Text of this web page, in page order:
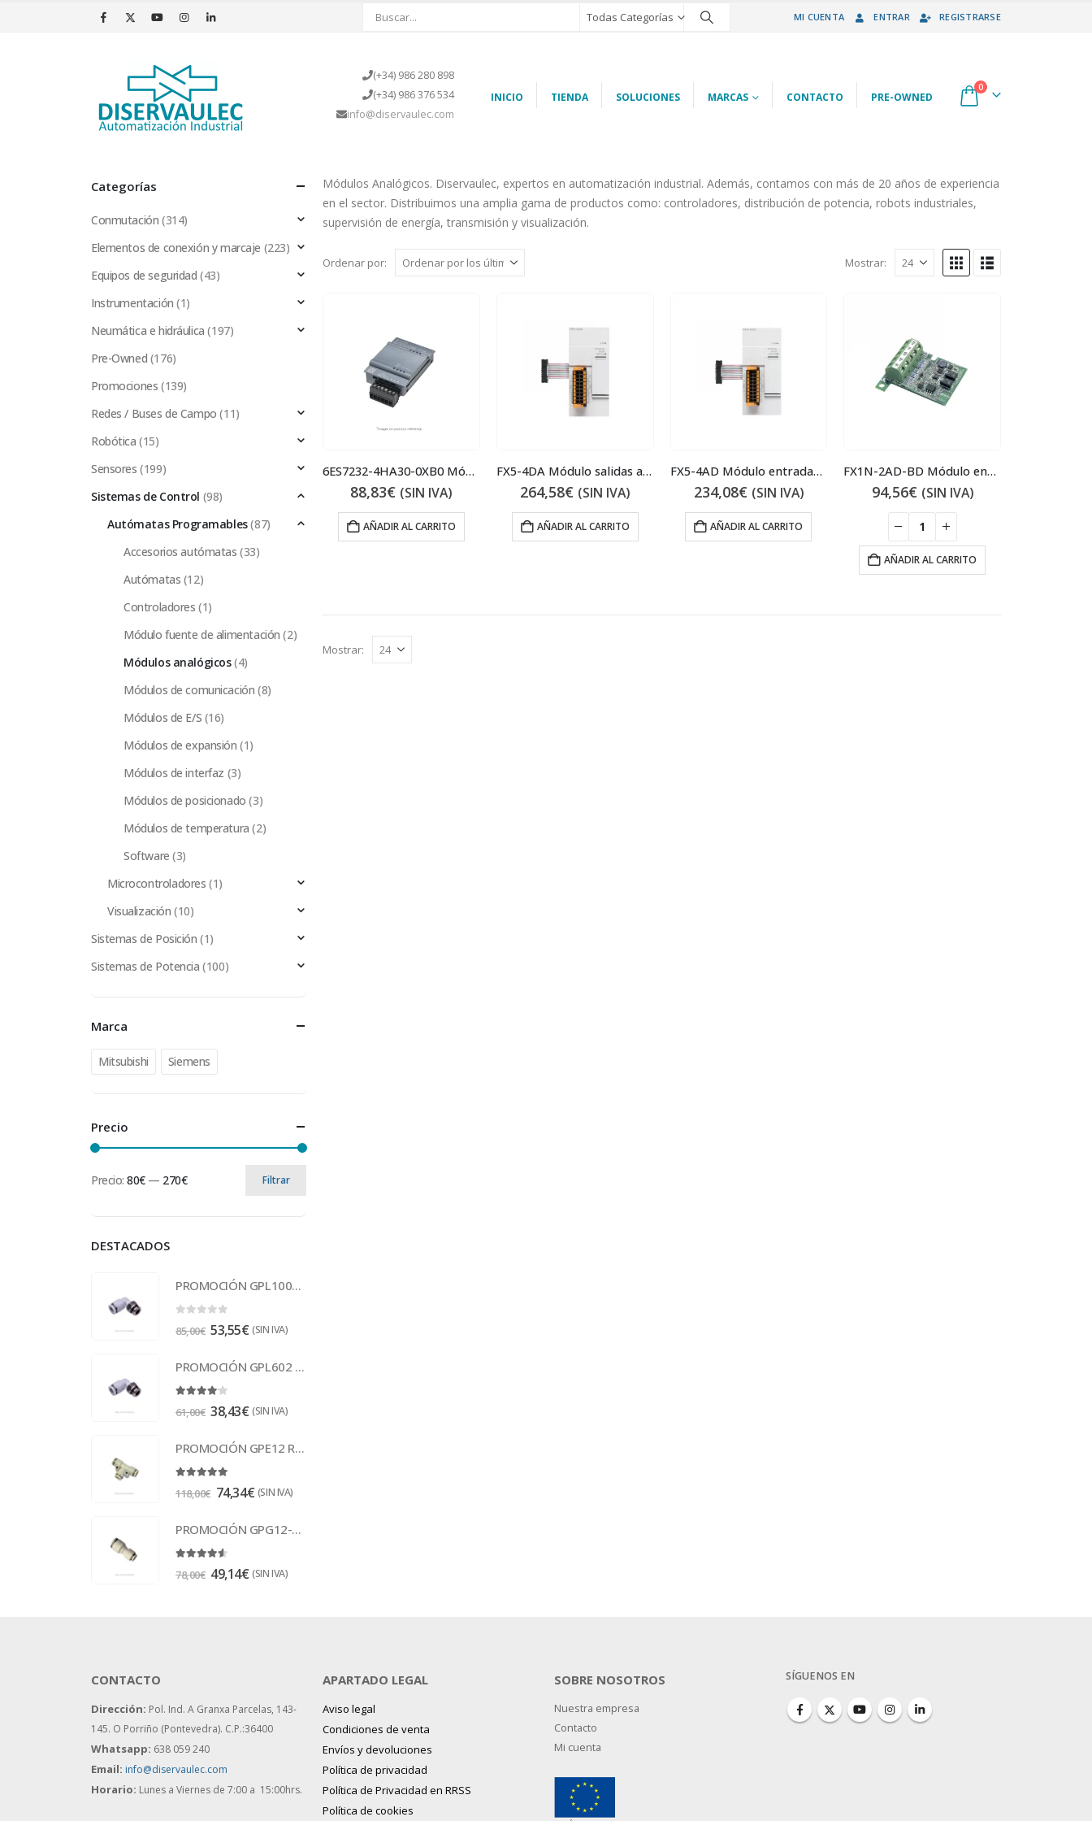
Todas Categorías MI CUENTA ENTRAR REGISTRARSE
(+34) 986 280 898
(+34) 986 376 534
info@diservaulec.com
INICIO TIENDA SOLUCIONES MARCAS CONTACTO PRE-OWNED
0
Módulos Analógicos. Diservaulec, expertos en automatización industrial. Además, contamos con más de 20 años de experiencia
en el sector. Distribuimos una amplia gama de productos como: controladores, distribución de potencia, robots industriales,
supervisión de energía, transmisión y visualización.
Ordenar por: Mostrar:
6ES7232-4HA30-0XB0 Módulo salidas analógicas
88,83€ (SIN IVA)
AÑADIR AL CARRITO
FX5-4DA Módulo salidas analógicas
264,58€ (SIN IVA)
AÑADIR AL CARRITO
FX5-4AD Módulo entradas analógicas
234,08€ (SIN IVA)
AÑADIR AL CARRITO
FX1N-2AD-BD Módulo entradas analógicas
94,56€ (SIN IVA)
AÑADIR AL CARRITO
Mostrar:
Categorías
Conmutación (314)
Elementos de conexión y marcaje (223)
Equipos de seguridad (43)
Instrumentación (1)
Neumática e hidráulica (197)
Pre-Owned (176)
Promociones (139)
Redes / Buses de Campo (11)
Robótica (15)
Sensores (199)
Sistemas de Control (98)
Autómatas Programables(87)
Accesorios autómatas (33)
Autómatas (12)
Controladores (1)
Módulo fuente de alimentación (2)
Módulos analógicos(4)
Módulos de comunicación (8)
Módulos de E/S (16)
Módulos de expansión (1)
Módulos de interfaz (3)
Módulos de posicionado (3)
Módulos de temperatura (2)
Software (3)
Microcontroladores (1)
Visualización (10)
Sistemas de Posición (1)
Sistemas de Potencia (100)
Marca
Mitsubishi Siemens
Precio
Filtrar
Precio:80€— 270€
DESTACADOS
PROMOCIÓN GPL1002 Racor
85,00€ 53,55€ (SIN IVA)
PROMOCIÓN GPL602 Racor
61,00€ 38,43€ (SIN IVA)
PROMOCIÓN GPE12 Racor
118,00€ 74,34€ (SIN IVA)
PROMOCIÓN GPG12-10 Racor
78,00€ 49,14€ (SIN IVA)
CONTACTO
Dirección: Pol. Ind. A Granxa Parcelas, 143-
145. O Porriño (Pontevedra). C.P.:36400
Whatsapp: 638 059 240
Email: info@diservaulec.com
Horario: Lunes a Viernes de 7:00 a 15:00hrs.
APARTADO LEGAL
Aviso legal
Condiciones de venta
Envíos y devoluciones
Política de privacidad
Política de Privacidad en RRSS
Política de cookies
SOBRE NOSOTROS
Nuestra empresa
Contacto
Mi cuenta
SÍGUENOS EN